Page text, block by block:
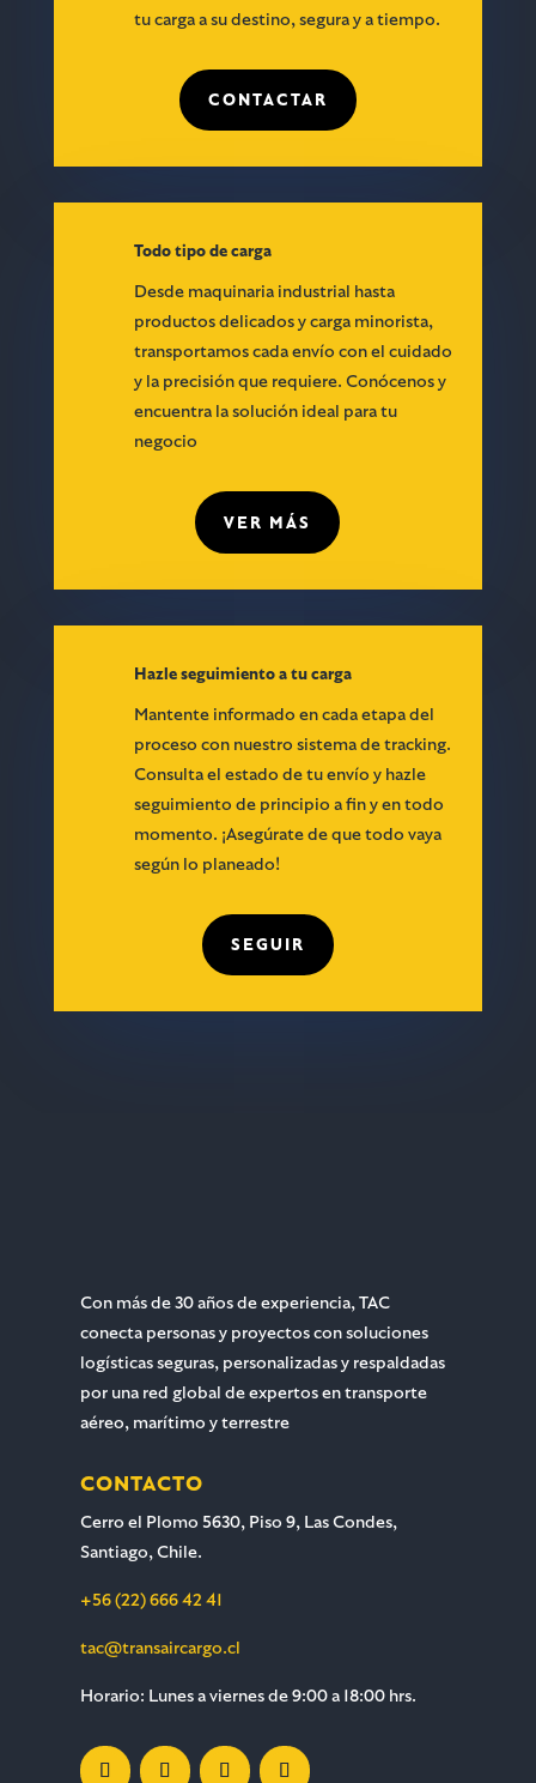
tu carga a su destino, segura y a tiempo.
CONTACTAR
Todo tipo de carga
Desde maquinaria industrial hasta
productos delicados y carga minorista,
transportamos cada envío con el cuidado
y la precisión que requiere. Conócenos y
encuentra la solución ideal para tu
negocio
VER MÁS
Hazle seguimiento a tu carga
Mantente informado en cada etapa del
proceso con nuestro sistema de tracking.
Consulta el estado de tu envío y hazle
seguimiento de principio a fin y en todo
momento. ¡Asegúrate de que todo vaya
según lo planeado!
SEGUIR
Con más de 30 años de experiencia, TAC
conecta personas y proyectos con soluciones
logísticas seguras, personalizadas y respaldadas
por una red global de expertos en transporte
aéreo, marítimo y terrestre
CONTACTO
Cerro el Plomo 5630, Piso 9, Las Condes,
Santiago, Chile.
+56 (22) 666 42 41
tac@transaircargo.cl
Horario: Lunes a viernes de 9:00 a 18:00 hrs.